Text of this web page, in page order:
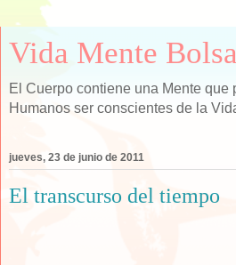
Vida Mente
El Cuerpo contiene una Mente que
Humanos ser conscientes de la
jueves, 23 de junio de 2011
El transcurso del tiempo